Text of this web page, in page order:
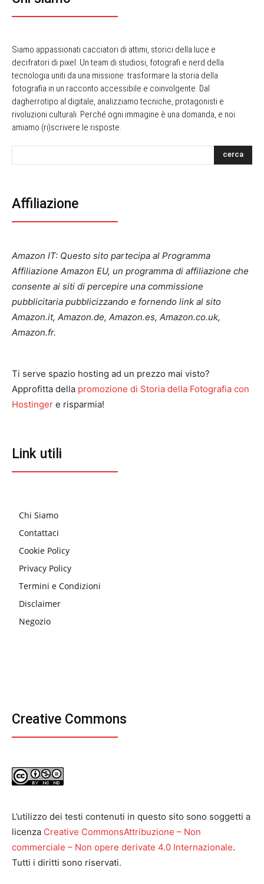
Siamo appassionati cacciatori di attimi, storici della luce e
decifratori di pixel. Un team di studiosi, fotografi e nerd della
tecnologia uniti da una missione: trasformare la storia della
fotografia in un racconto accessibile e coinvolgente. Dal
dagherrotipo al digitale, analizziamo tecniche, protagonisti e
rivoluzioni culturali. Perché ogni immagine è una domanda, e noi
amiamo (ri)scrivere le risposte.
cerca
Affiliazione
Amazon IT: Questo sito partecipa al Programma
Affiliazione Amazon EU, un programma di affiliazione che
consente ai siti di percepire una commissione
pubblicitaria pubblicizzando e fornendo link al sito
Amazon.it, Amazon.de, Amazon.es, Amazon.co.uk,
Amazon.fr.
Ti serve spazio hosting ad un prezzo mai visto?
Approfitta della promozione di Storia della Fotografia con
Hostinger e risparmia!
Link utili
Chi Siamo
Contattaci
Cookie Policy
Privacy Policy
Termini e Condizioni
Disclaimer
Negozio
Creative Commons
L’utilizzo dei testi contenuti in questo sito sono soggetti a
licenza Creative CommonsAttribuzione – Non
commerciale – Non opere derivate 4.0 Internazionale.
Tutti i diritti sono riservati.